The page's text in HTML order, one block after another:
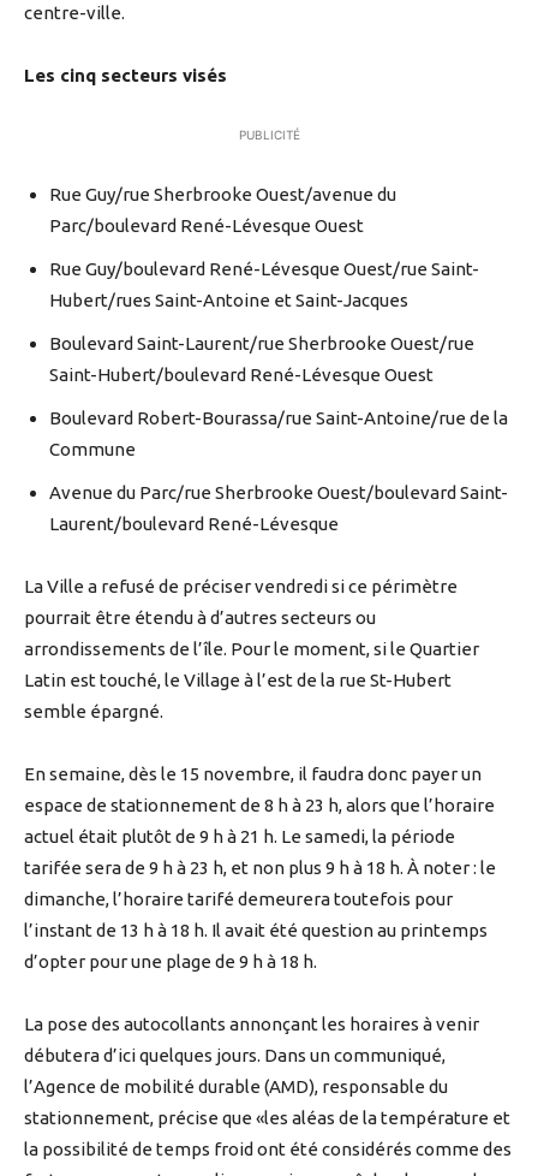
centre-ville.
Les cinq secteurs visés
PUBLICITÉ
Rue Guy/rue Sherbrooke Ouest/avenue du
Parc/boulevard René-Lévesque Ouest
Rue Guy/boulevard René-Lévesque Ouest/rue Saint-
Hubert/rues Saint-Antoine et Saint-Jacques
Boulevard Saint-Laurent/rue Sherbrooke Ouest/rue
Saint-Hubert/boulevard René-Lévesque Ouest
Boulevard Robert-Bourassa/rue Saint-Antoine/rue de la
Commune
Avenue du Parc/rue Sherbrooke Ouest/boulevard Saint-
Laurent/boulevard René-Lévesque
La Ville a refusé de préciser vendredi si ce périmètre
pourrait être étendu à d’autres secteurs ou
arrondissements de l’île. Pour le moment, si le Quartier
Latin est touché, le Village à l’est de la rue St-Hubert
semble épargné.
En semaine, dès le 15 novembre, il faudra donc payer un
espace de stationnement de 8 h à 23 h, alors que l’horaire
actuel était plutôt de 9 h à 21 h. Le samedi, la période
tarifée sera de 9 h à 23 h, et non plus 9 h à 18 h. À noter : le
dimanche, l’horaire tarifé demeurera toutefois pour
l’instant de 13 h à 18 h. Il avait été question au printemps
d’opter pour une plage de 9 h à 18 h.
La pose des autocollants annonçant les horaires à venir
débutera d’ici quelques jours. Dans un communiqué,
l’Agence de mobilité durable (AMD), responsable du
stationnement, précise que «les aléas de la température et
la possibilité de temps froid ont été considérés comme des